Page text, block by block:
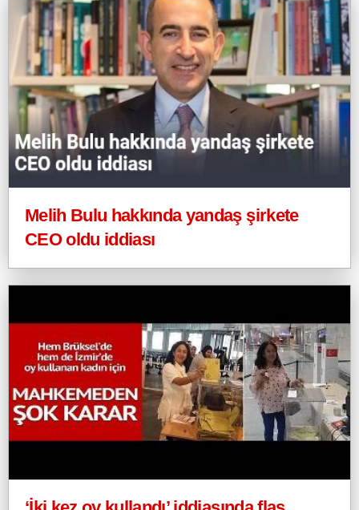
Melih Bulu hakkında yandaş şirkete
CEO oldu iddiası